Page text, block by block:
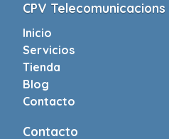
CPV Telecomunicacions
Inicio
Servicios
Tienda
Blog
Contacto
Contacto